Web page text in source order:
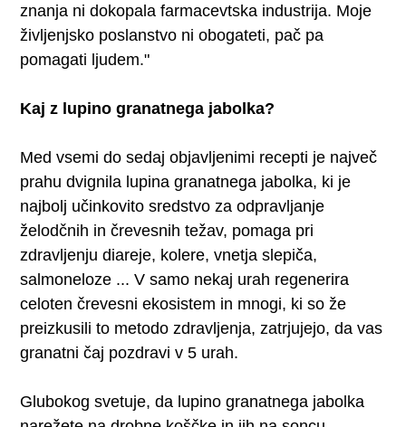
znanja ni dokopala farmacevtska industrija. Moje
življenjsko poslanstvo ni obogateti, pač pa
pomagati ljudem."
Kaj z lupino granatnega jabolka?
Med vsemi do sedaj objavljenimi recepti je največ
prahu dvignila lupina granatnega jabolka, ki je
najbolj učinkovito sredstvo za odpravljanje
želodčnih in črevesnih težav, pomaga pri
zdravljenju diareje, kolere, vnetja slepiča,
salmoneloze ... V samo nekaj urah regenerira
celoten črevesni ekosistem in mnogi, ki so že
preizkusili to metodo zdravljenja, zatrjujejo, da vas
granatni čaj pozdravi v 5 urah.
Glubokog svetuje, da lupino granatnega jabolka